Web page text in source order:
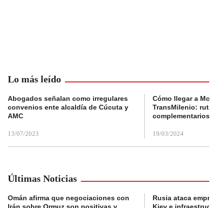
Lo más leído
Abogados señalan como irregulares
convenios ente alcaldía de Cúcuta y
AMC
13/07/2023
Cómo llegar a
TransMilenio:
complementarios
19/03/2024
Últimas Noticias
Omán afirma que negociaciones con
Rusia ataca